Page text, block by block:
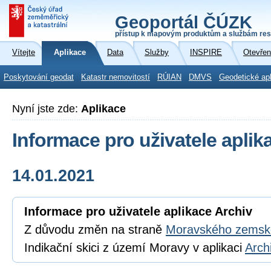
Geoportál ČÚZK
přístup k mapovým produktům a službám
Vítejte Aplikace Data Služby INSPIRE
Poskytování geodat Katastr nemovitostí RÚIAN DMVS Geodetické
Nyní jste zde: Aplikace
Informace pro uživatele
14.01.2021
Informace pro uživatele aplikace Archiv
Z důvodu změn na straně Moravského
Indikační skici z území Moravy v aplikaci